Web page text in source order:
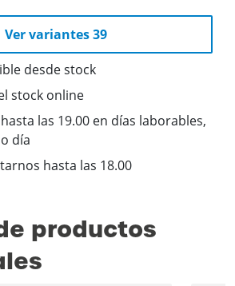
Ver variantes 39
desde stock
stock online
las 19.00 en días laborables,
día
hasta las 18.00
productos